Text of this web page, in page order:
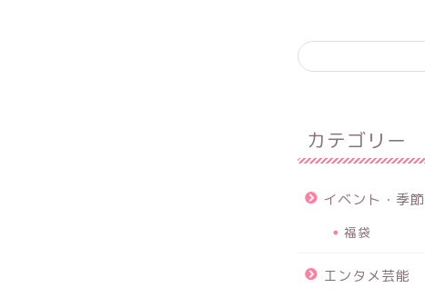
カテゴリー
イベント・季節
福袋
エンタメ芸能